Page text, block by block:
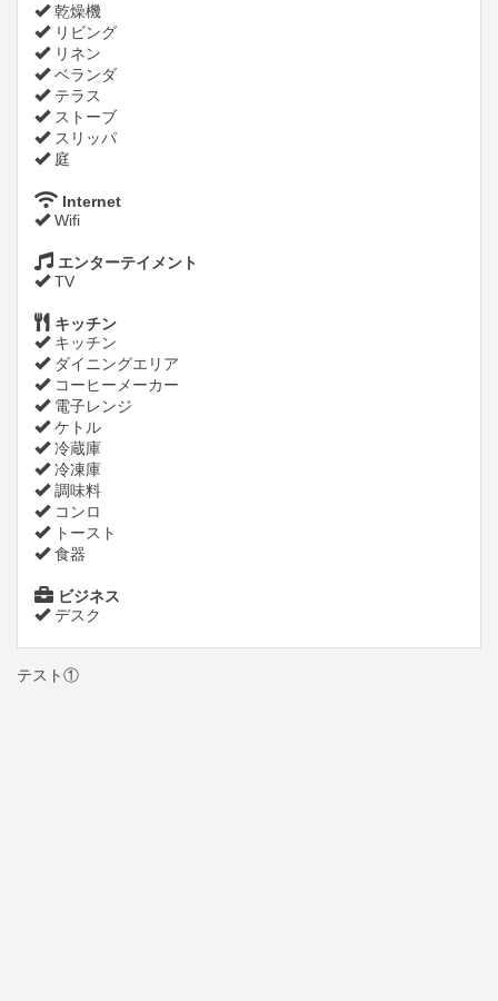
乾燥機
リビング
リネン
ベランダ
テラス
ストーブ
スリッパ
庭
Internet
Wifi
エンターテイメント
TV
キッチン
キッチン
ダイニングエリア
コーヒーメーカー
電子レンジ
ケトル
冷蔵庫
冷凍庫
調味料
コンロ
トースト
食器
ビジネス
デスク
テスト①